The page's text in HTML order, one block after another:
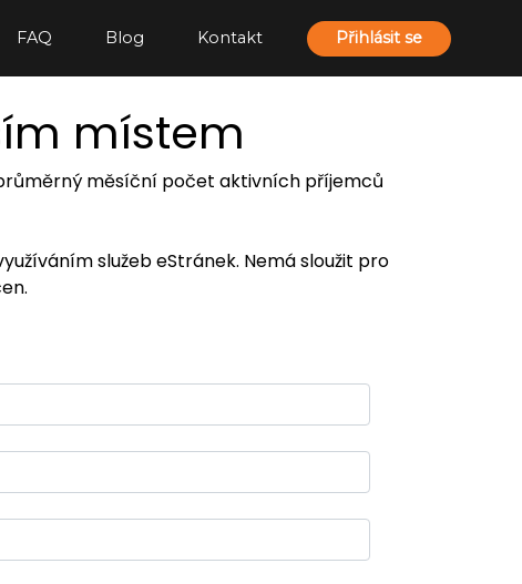
FAQ Blog Kontakt Přihlásit se
místem
měsíční počet aktivních příjemců
služeb eStránek. Nemá sloužit pro